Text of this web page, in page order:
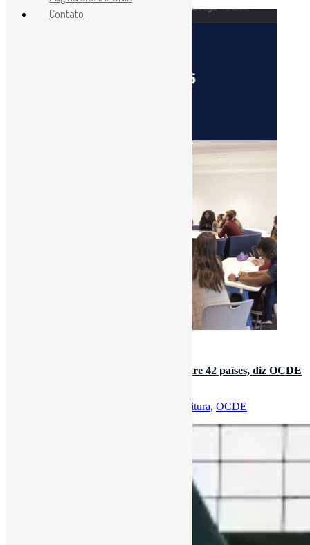
Gasto por aluno no Brasil é o 3º pior entre 42 países, diz OCDE
Leitura, OCDE
Contato